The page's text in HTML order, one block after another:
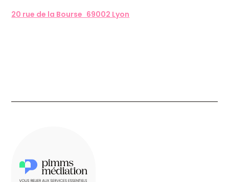
20 rue de la Bourse 69002 Lyon